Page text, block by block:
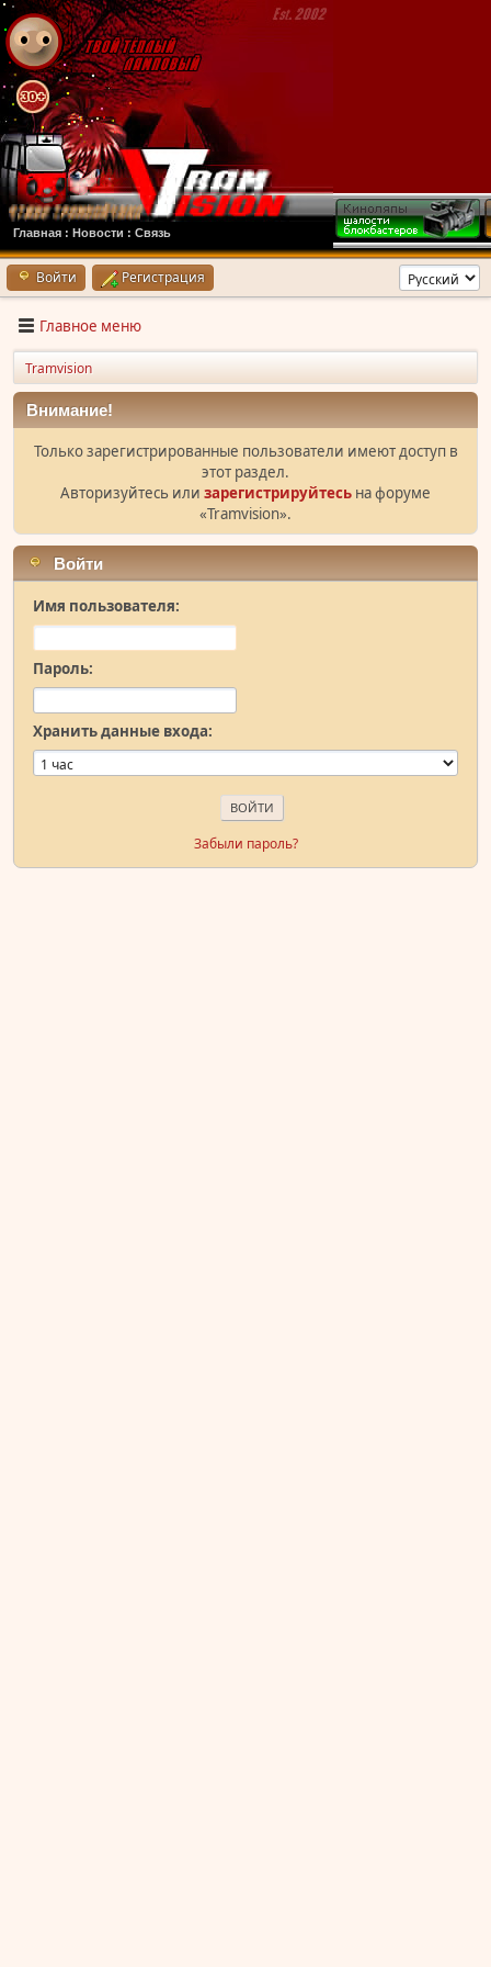
Главная : Новости : Связь
Войти Регистрация
Главное меню
Tramvision
Внимание!
Только зарегистрированные пользователи имеют доступ в
этот раздел.
Авторизуйтесь или зарегистрируйтесь на форуме
«Tramvision».
Войти
Имя пользователя:
Пароль:
Хранить данные входа:
Забыли пароль?